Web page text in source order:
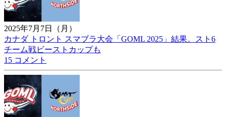
2025年7月7日（月）
カナダ トロント スマブラ大会「GOML 2025」結果。スト6
チーム戦ビーストカップも
15 コメント